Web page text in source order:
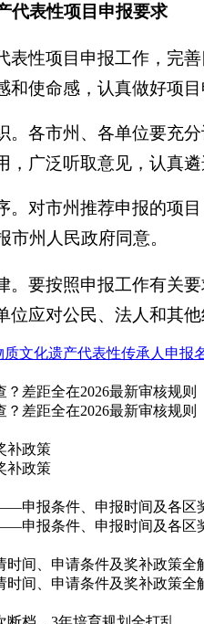
代表性项目 申报要求
表性项目申报工作，完
和使命感，认真做好项
。各市州、各单位要充
，广泛听取意见，认真
。对市州推荐申报的项
市州人民政府同意。
。要按照申报工作有关
位应对公民、法人和其
文化遗产代表性传承人申报
差距全在2026最新审核规则
差距全在2026最新审核规则
补政策
补政策
申报条件、申报时间及各区
申报条件、申报时间及各区
间、申请条件及奖补政策全
间、申请条件及奖补政策全